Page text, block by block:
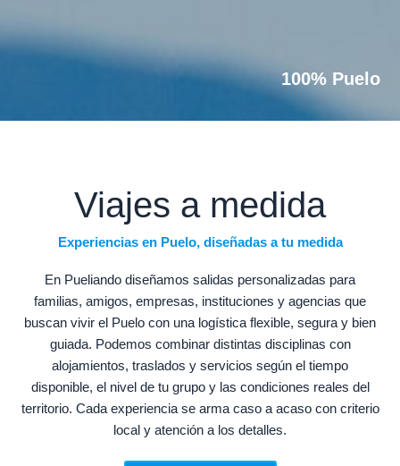
100% Puelo
Viajes a medida
Experiencias en Puelo, diseñadas a tu medida
En Pueliando diseñamos salidas personalizadas para
familias, amigos, empresas, instituciones y agencias que
buscan vivir el Puelo con una logística flexible, segura y bien
guiada. Podemos combinar distintas disciplinas con
alojamientos, traslados y servicios según el tiempo
disponible, el nivel de tu grupo y las condiciones reales del
territorio. Cada experiencia se arma caso a acaso con criterio
local y atención a los detalles.